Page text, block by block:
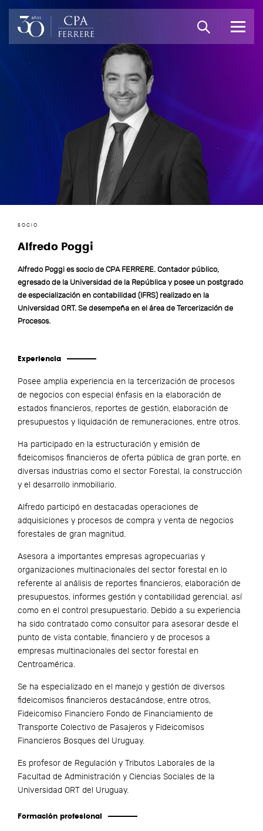
SOCIO
Alfredo Poggi
Alfredo Poggi es socio de CPA FERRERE. Contador público,
egresado de la Universidad de la República y posee un postgrado
de especialización en contabilidad (IFRS) realizado en la
Universidad ORT. Se desempeña en el área de Tercerización de
Procesos.
Experiencia
Posee amplia experiencia en la tercerización de procesos
de negocios con especial énfasis en la elaboración de
estados financieros, reportes de gestión, elaboración de
presupuestos y liquidación de remuneraciones, entre otros.
Ha participado en la estructuración y emisión de
fideicomisos financieros de oferta pública de gran porte, en
diversas industrias como el sector Forestal, la construcción
y el desarrollo inmobiliario.
Alfredo participó en destacadas operaciones de
adquisiciones y procesos de compra y venta de negocios
forestales de gran magnitud.
Asesora a importantes empresas agropecuarias y
organizaciones multinacionales del sector forestal en lo
referente al análisis de reportes financieros, elaboración de
presupuestos, informes gestión y contabilidad gerencial, así
como en el control presupuestario. Debido a su experiencia
ha sido contratado como consultor para asesorar desde el
punto de vista contable, financiero y de procesos a
empresas multinacionales del sector forestal en
Centroamérica.
Se ha especializado en el manejo y gestión de diversos
fideicomisos financieros destacándose, entre otros,
Fideicomiso Financiero Fondo de Financiamiento de
Transporte Colectivo de Pasajeros y Fideicomisos
Financieros Bosques del Uruguay.
Es profesor de Regulación y Tributos Laborales de la
Facultad de Administración y Ciencias Sociales de la
Universidad ORT del Uruguay.
Formación profesional